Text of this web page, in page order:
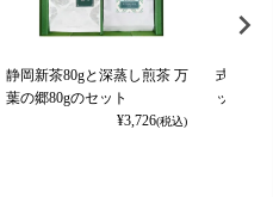
静岡新茶80gと深蒸し煎茶 万
葉の郷80gのセット
¥3,726(税込)
式部の
ット